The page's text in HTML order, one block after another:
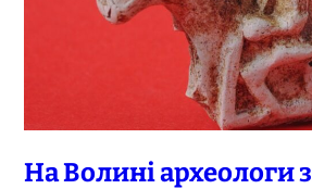
На Волині археологи